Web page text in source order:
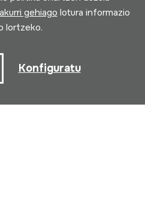
buletinera ekitaldi
gehiago lotura informazio
lortzeko.
Konfiguratu